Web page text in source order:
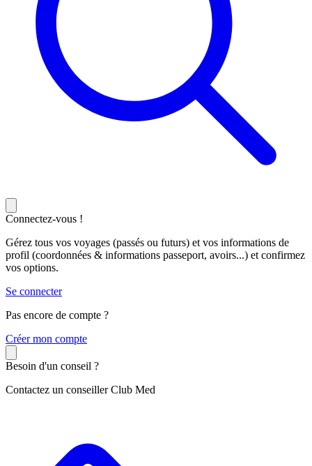
Connectez-vous !
Gérez tous vos voyages (passés ou futurs) et vos informations de
profil (coordonnées & informations passeport, avoirs...) et confirmez
vos options.
Se connecter
Pas encore de compte ?
Créer mon compte
Besoin d'un conseil ?
Contactez un conseiller Club Med